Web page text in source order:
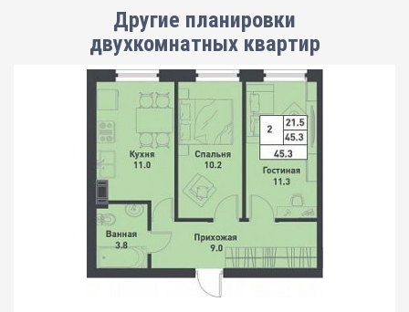
Другие планировки
двухкомнатных квартир